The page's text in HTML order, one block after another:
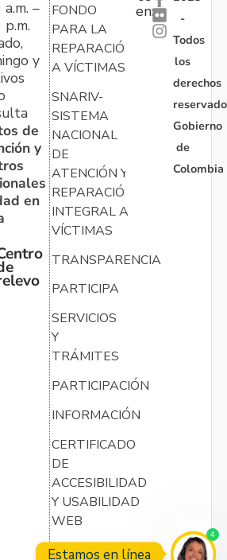
–
y
de
y
en
FONDO
PARA LA
REPARACIÓN
A VÍCTIMAS
SNARIV-
SISTEMA
NACIONAL
DE
ATENCIÓN Y
REPARACIÓN
INTEGRAL A
VÍCTIMAS
TRANSPARENCIA
PARTICIPA
SERVICIOS
Y
TRÁMITES
PARTICIPACIÓN
INFORMACIÓN
CERTIFICADO
DE
ACCESIBILIDAD
Y USABILIDAD
WEB
en:
-
Todos
los
derechos
Gobierno
de
Colombia
Estamos en línea
4